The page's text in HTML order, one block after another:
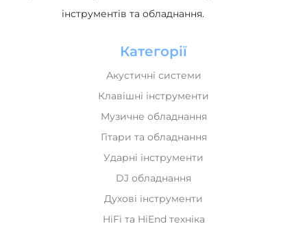
інструментів та обладнання.
Категорії
Акустичні системи
Клавішні інструменти
Музичне обладнання
Гітари та обладнання
Ударні інструменти
DJ обладнання
Духові інструменти
HiFi та HiEnd техніка